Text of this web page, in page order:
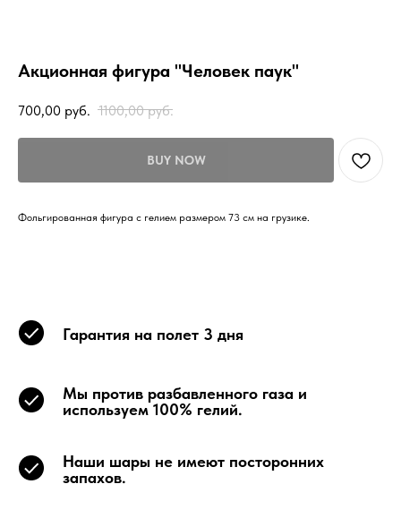
Акционная фигура "Человек паук"
700,00 руб. 1100,00 руб.
BUY NOW
Фольгированная фигура с гелием размером 73 см на грузике.
Гарантия на полет 3 дня
Мы против разбавленного газа и
используем 100% гелий.
Наши шары не имеют посторонних
запахов.